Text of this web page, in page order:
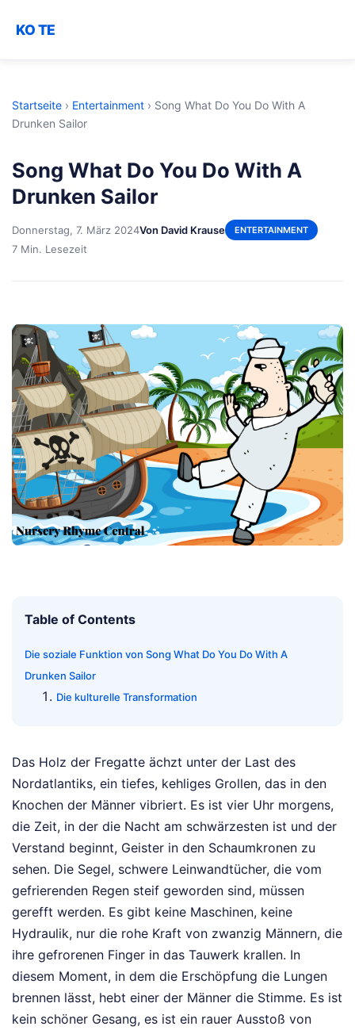
KO TE
Startseite › Entertainment › Song What Do You Do With A
Drunken Sailor
Song What Do You Do With A
Drunken Sailor
Donnerstag, 7. März 2024Von David Krause ENTERTAINMENT
7 Min. Lesezeit
Table of Contents
Die soziale Funktion von Song What Do You Do With A
Drunken Sailor
Die kulturelle Transformation
Das Holz der Fregatte ächzt unter der Last des
Nordatlantiks, ein tiefes, kehliges Grollen, das in den
Knochen der Männer vibriert. Es ist vier Uhr morgens,
die Zeit, in der die Nacht am schwärzesten ist und der
Verstand beginnt, Geister in den Schaumkronen zu
sehen. Die Segel, schwere Leinwandtücher, die vom
gefrierenden Regen steif geworden sind, müssen
gerefft werden. Es gibt keine Maschinen, keine
Hydraulik, nur die rohe Kraft von zwanzig Männern, die
ihre gefrorenen Finger in das Tauwerk krallen. In
diesem Moment, in dem die Erschöpfung die Lungen
brennen lässt, hebt einer der Männer die Stimme. Es ist
kein schöner Gesang, es ist ein rauer Ausstoß von